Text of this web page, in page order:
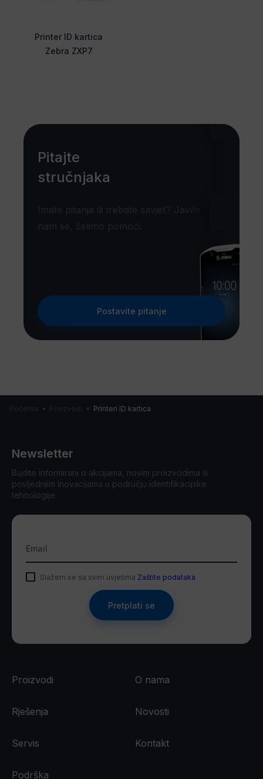
Printer ID kartica
Zebra ZXP7
Pitajte
stručnjaka
Postavite pitanje
Printeri ID kartica
Proizvodi
Rješenja
Servis
Podrška
O nama
Novosti
Kontakt
Newsletter
Budite informirani o akcijama, novim proizvodima ili
posljednjim inovacijama u području identifikacijske
tehnologije.
Email
Slažem se sa svim uvjetima Zaštite podataka
Pretplati se